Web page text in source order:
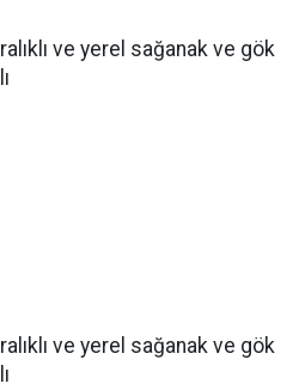
ve yerel sağanak ve gök
ve yerel sağanak ve gök